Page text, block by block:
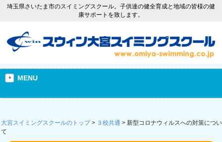
埼玉県さいたま市のスイミングスクール。子供達の健全育成と地域の皆様の健
康サポートを致します。
MENU
大宮スイミングスクールのトップ> ３校共通 > 新型コロナウィルスへの対策につい
て